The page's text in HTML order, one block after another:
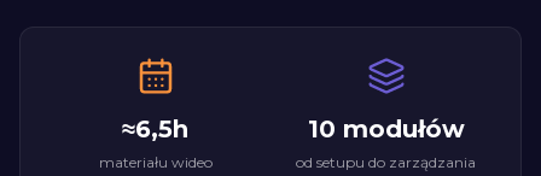
≈6,5h
materiału wideo
10 modułów
od setupu do zarządzania